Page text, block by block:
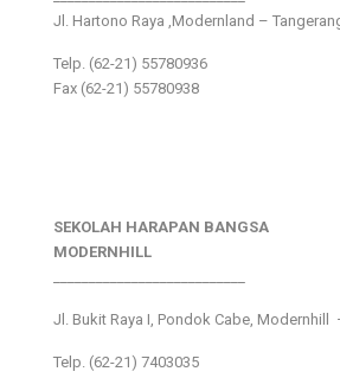
Jl. Hartono Raya ,Modernland –
Telp. (62-21) 55780936
Fax (62-21) 55780938
SEKOLAH HARAPAN BANGSA
MODERNHILL
Jl. Bukit Raya I, Pondok Cabe, Modernhill
Telp. (62-21) 7403035